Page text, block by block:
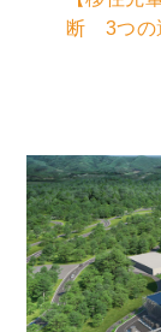
断 3つの